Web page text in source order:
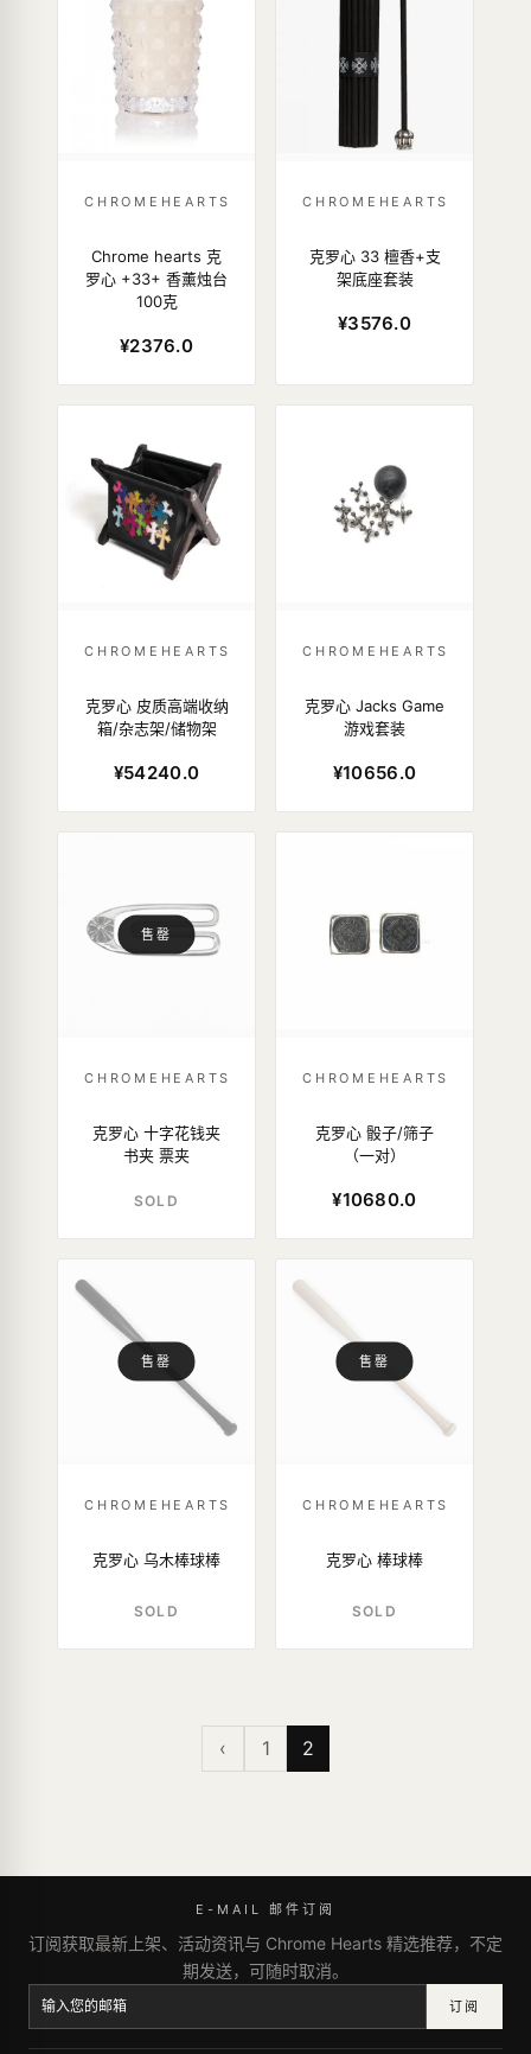
CHROMEHEARTS
Chrome hearts 克
罗心 +33+ 香薰烛台
100克
¥2376.0
CHROMEHEARTS
克罗心 33 檀香+支
架底座套装
¥3576.0
CHROMEHEARTS
克罗心 皮质高端收纳
箱/杂志架/储物架
¥54240.0
CHROMEHEARTS
克罗心 Jacks Game
游戏套装
¥10656.0
售罄
CHROMEHEARTS
克罗心 十字花钱夹
书夹 票夹
SOLD
CHROMEHEARTS
克罗心 骰子/筛子
（一对）
¥10680.0
售罄
CHROMEHEARTS
克罗心 乌木棒球棒
SOLD
售罄
CHROMEHEARTS
克罗心 棒球棒
SOLD
‹ 1 2
E-MAIL 邮件订阅
订阅获取最新上架、活动资讯与 Chrome Hearts 精选推荐，不定
期发送，可随时取消。
订阅